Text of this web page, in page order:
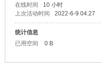
在线时间
10 小时
上次活动时间
2022-6-9 04:27
统计信息
已用空间
0 B